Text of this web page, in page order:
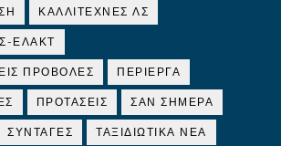
ΚΑΛΛΙΤΕΧΝΕΣ ΛΣ
ΕΛΑΚΤ
ΠΡΟΒΟΛΕΣ ΠΕΡΙΕΡΓΑ
ΠΡΟΤΑΣΕΙΣ ΣΑΝ ΣΗΜΕΡΑ
ΣΥΝΤΑΓΕΣ ΤΑΞΙΔΙΩΤΙΚΑ ΝΕΑ